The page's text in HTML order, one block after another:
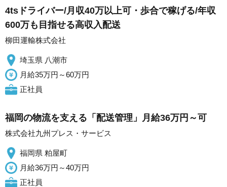
4tsドライバー/月収40万以上可・歩合で稼げる/年収
600万も目指せる高収入配送
柳田運輸株式会社
埼玉県 八潮市
月給35万円～60万円
正社員
福岡の物流を支える「配送管理」月給36万円～可
株式会社九州プレス・サービス
福岡県 粕屋町
月給36万円～40万円
正社員